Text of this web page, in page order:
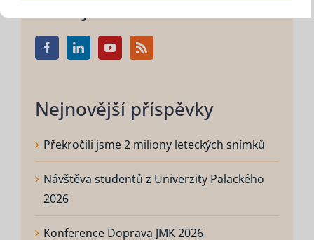
Nejnovější příspěvky
Překročili jsme 2 miliony leteckých snímků
Návštěva studentů z Univerzity Palackého
2026
Konference Doprava JMK 2026